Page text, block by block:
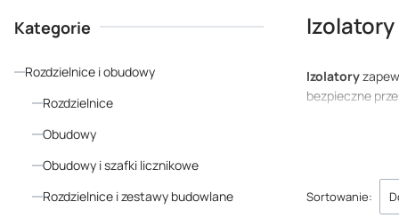
Kategorie
Rozdzielnice i obudowy
Rozdzielnice
Obudowy
Obudowy i szafki licznikowe
Rozdzielnice i zestawy budowlane
Izolatory
Izolatory
bezpieczne
Odpowiedni
Lista
Sortowanie: